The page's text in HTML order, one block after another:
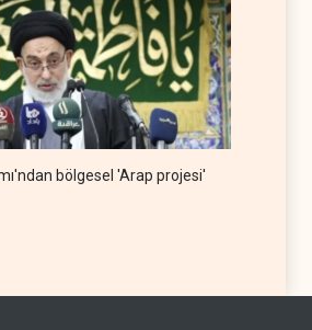
bölgesel 'Arap projesi'